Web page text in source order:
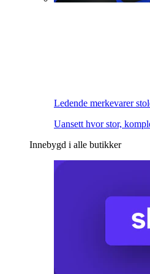
Ledende merkevarer
Uansett hvor stor,
Innebygd i alle butikker